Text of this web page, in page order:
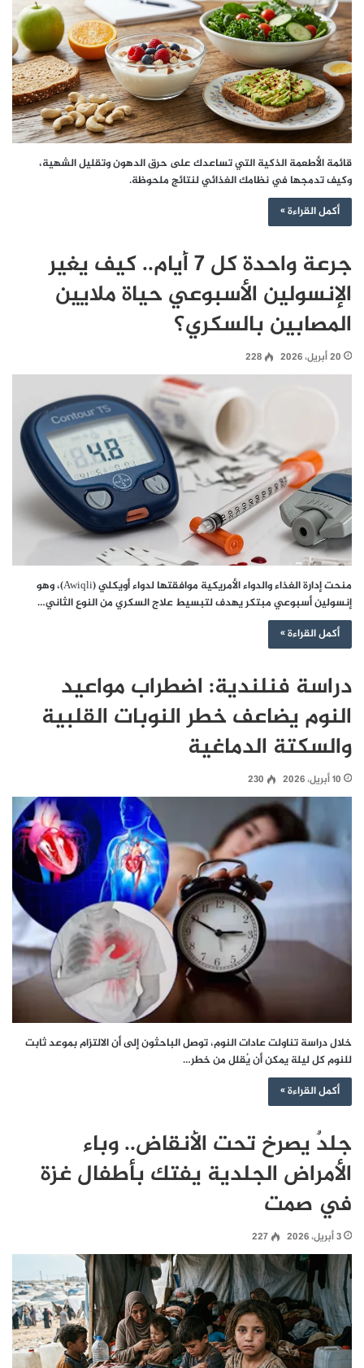
قائمة الأطعمة الذكية التي تساعدك على حرق الدهون وتقليل الشهية،
وكيف تدمجها في نظامك الغذائي لنتائج ملحوظة.
أكمل القراءة »
جرعة واحدة كل 7 أيام.. كيف يغير
الإنسولين الأسبوعي حياة ملايين
المصابين بالسكري؟
20 أبريل، 2026 228
منحت إدارة الغذاء والدواء الأمريكية موافقتها لدواء أويكلي (Awiqli)، وهو
إنسولين أسبوعي مبتكر يهدف لتبسيط علاج السكري من النوع الثاني…
أكمل القراءة »
دراسة فنلندية: اضطراب مواعيد
النوم يضاعف خطر النوبات القلبية
والسكتة الدماغية
10 أبريل، 2026 230
خلال دراسة تناولت عادات النوم، توصل الباحثون إلى أن الالتزام بموعد ثابت
للنوم كل ليلة يمكن أن يُقلل من خطر…
أكمل القراءة »
جلدٌ يصرخ تحت الأنقاض.. وباء
الأمراض الجلدية يفتك بأطفال غزة
في صمت
3 أبريل، 2026 227